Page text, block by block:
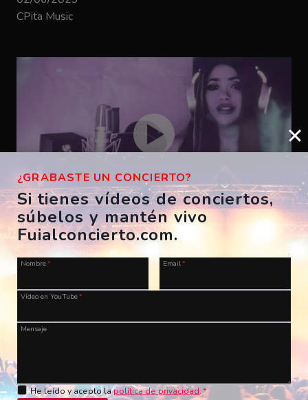
CPita Music
Bizarrap – SHAKIRA BZRP #53
ES, A Coruña, Morriña Festival
28/07/2023
CPita Music
¿GRABASTE UN CONCIERTO?
Si tienes vídeos de conciertos,
súbelos y mantén vivo
Fuialconcierto.com.
Nombre* Email*
Vídeo en YouTube*
Mensaje
He leído y acepto lapolítica de privacidad.*